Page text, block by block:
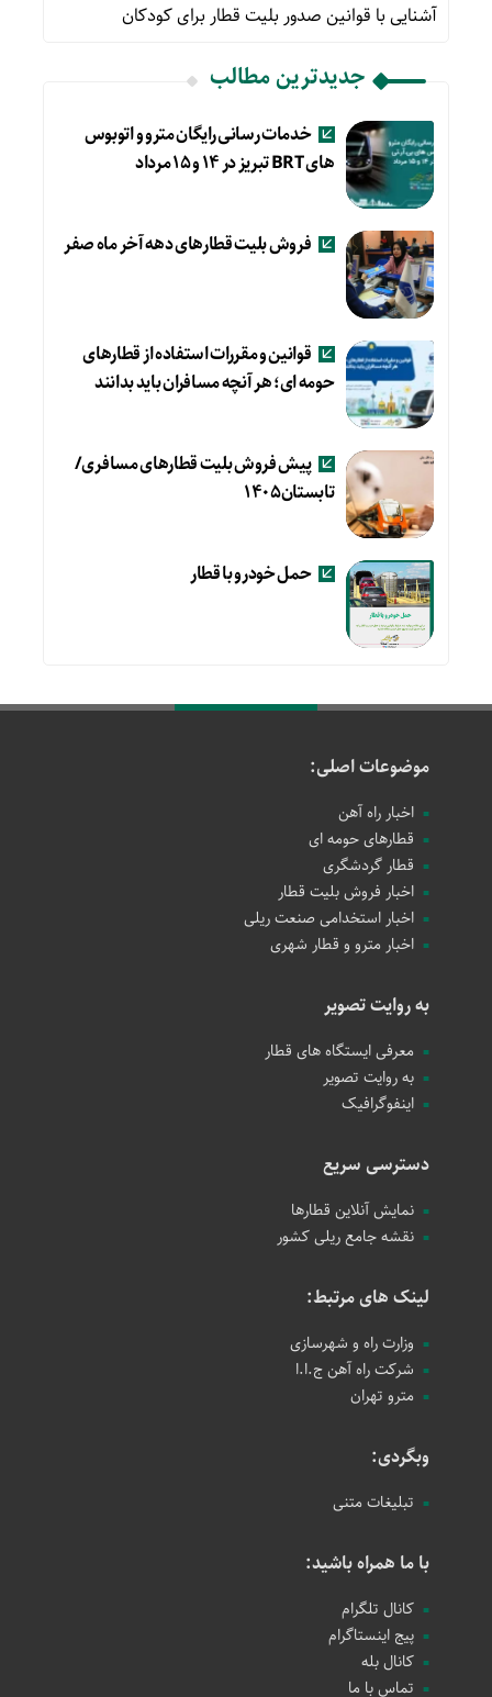
آشنایی با قوانین صدور بلیت قطار برای کودکان
جدیدترین مطالب
خدمات رسانی رایگان مترو و اتوبوس
های BRT تبریز در ۱۴ و ۱۵ مرداد
فروش بلیت قطارهای دهه آخر ماه صفر
قوانین و مقررات استفاده از قطارهای
حومه ای؛ هر آنچه مسافران باید بدانند
پیش فروش بلیت قطارهای مسافری/
تابستان۱۴۰۵
حمل خودرو با قطار
موضوعات اصلی:
اخبار راه آهن
قطارهای حومه ای
قطار گردشگری
اخبار فروش بلیت قطار
اخبار استخدامی صنعت ریلی
اخبار مترو و قطار شهری
به روایت تصویر
معرفی ایستگاه های قطار
به روایت تصویر
اینفوگرافیک
دسترسی سریع
نمایش آنلاین قطارها
نقشه جامع ریلی کشور
لینک های مرتبط:
وزارت راه و شهرسازی
شرکت راه آهن ج.ا.ا
مترو تهران
وبگردی:
تبلیغات متنی
با ما همراه باشید:
کانال تلگرام
پیج اینستاگرام
کانال بله
تماس با ما